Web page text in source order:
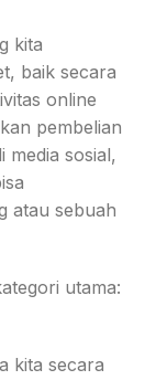
kita
baik secara
online
pembelian
media sosial,
atau sebuah
utama:
kita secara